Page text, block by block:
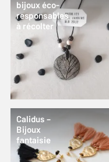
bijoux éco-
responsables
à récolter
Calidus –
Bijoux
fantaisie